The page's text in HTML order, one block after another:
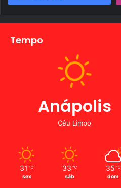
Tempo
Anápolis
Céu Limpo
31 ℃
sex
33 ℃
sáb
35 ℃
dom